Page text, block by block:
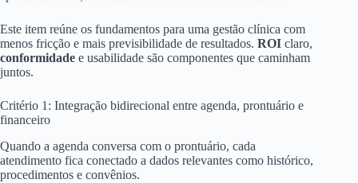
Este item reúne os fundamentos para uma gestão clínica com
menos fricção e mais previsibilidade de resultados. ROI claro,
conformidade e usabilidade são componentes que caminham
juntos.
Critério 1: Integração bidirecional entre agenda, prontuário e
financeiro
Quando a agenda conversa com o prontuário, cada
atendimento fica conectado a dados relevantes como histórico,
procedimentos e convênios.